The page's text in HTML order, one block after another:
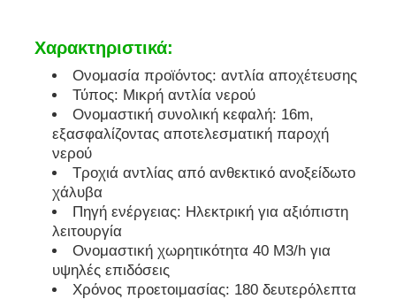
Σύνολο γεννητριών θόλων
Γεννήτρια χαμηλού θορύβου
Συντήρηση Γεννητριών
Σετ γεννήτριας συγκόλλησης
μηχανή diesel γεννητριών
Χαρακτηριστικά:
Ονομασία προϊόντος: αντλία αποχέτευσης
Τύπος: Μικρή αντλία νερού
Ονομαστική συνολική κεφαλή: 16m,
εξασφαλίζοντας αποτελεσματική παροχή
νερού
Τροχιά αντλίας από ανθεκτικό ανοξείδωτο
χάλυβα
Πηγή ενέργειας: Ηλεκτρική για αξιόπιστη
λειτουργία
Ονομαστική χωρητικότητα 40 M3/h για
υψηλές επιδόσεις
Χρόνος προετοιμασίας: 180 δευτερόλεπτα